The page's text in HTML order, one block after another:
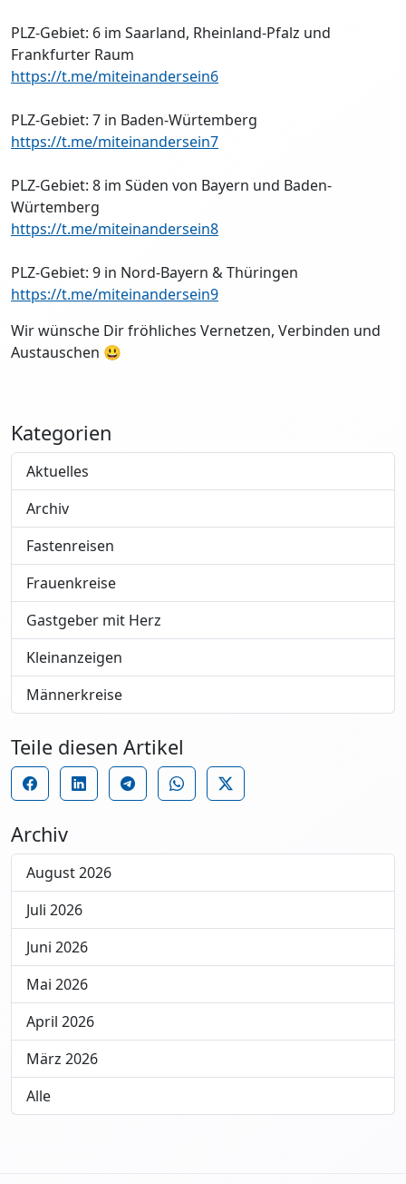
PLZ-Gebiet: 6 im Saarland, Rheinland-Pfalz und
Frankfurter Raum
https://t.me/miteinandersein6
PLZ-Gebiet: 7 in Baden-Würtemberg
https://t.me/miteinandersein7
PLZ-Gebiet: 8 im Süden von Bayern und Baden-
Würtemberg
https://t.me/miteinandersein8
PLZ-Gebiet: 9 in Nord-Bayern & Thüringen
https://t.me/miteinandersein9
Wir wünsche Dir fröhliches Vernetzen, Verbinden und
Austauschen 😃
Kategorien
Aktuelles
Archiv
Fastenreisen
Frauenkreise
Gastgeber mit Herz
Kleinanzeigen
Männerkreise
Teile diesen Artikel
Archiv
August 2026
Juli 2026
Juni 2026
Mai 2026
April 2026
März 2026
Alle